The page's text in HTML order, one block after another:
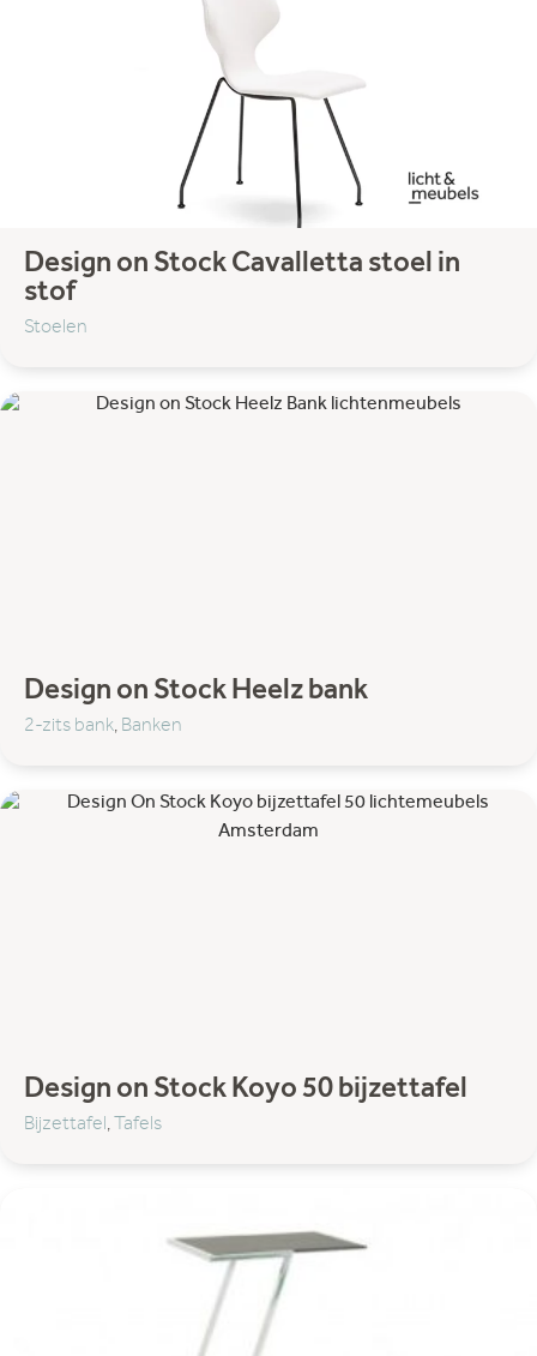
Design on Stock Cavalletta stoel in
stof
Stoelen
Design on Stock Heelz bank
2-zits bank, Banken
Design on Stock Koyo 50 bijzettafel
Bijzettafel, Tafels